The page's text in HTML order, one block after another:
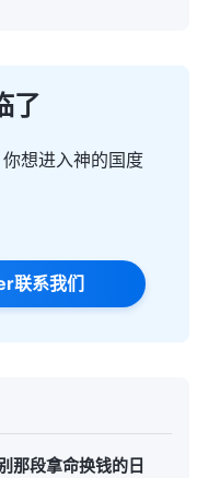
了
想进入神的国度
联系我们
那段拿命换钱的日